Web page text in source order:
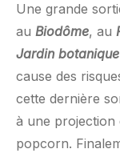
Une grande
au Biodôme, au
Jardin
cause des
cette dernière
à une projection
popcorn.